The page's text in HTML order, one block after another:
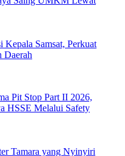
Samsat, Perkuat
Daerah
Pit Stop Part II 2026,
HSSE Melalui Safety
Tamara yang Nyinyiri